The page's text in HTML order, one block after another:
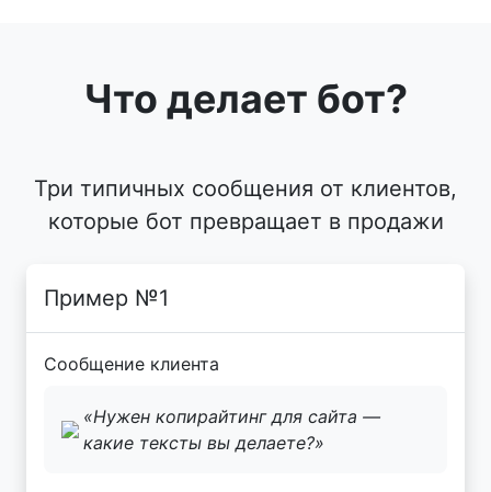
Что делает бот?
Три типичных сообщения от клиентов,
которые бот превращает в продажи
Пример №1
Сообщение клиента
«Нужен копирайтинг для сайта —
какие тексты вы делаете?»